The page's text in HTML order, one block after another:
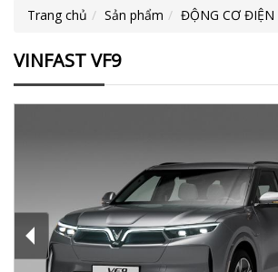
Trang chủ Sản phẩm ĐỘNG CƠ ĐIỆN
VINFAST VF9